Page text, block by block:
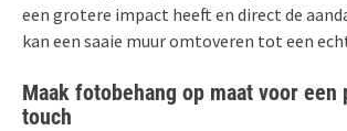
een grotere impact heeft en direct de
kan een saaie muur omtoveren tot een
Maak fotobehang op maat voor
touch